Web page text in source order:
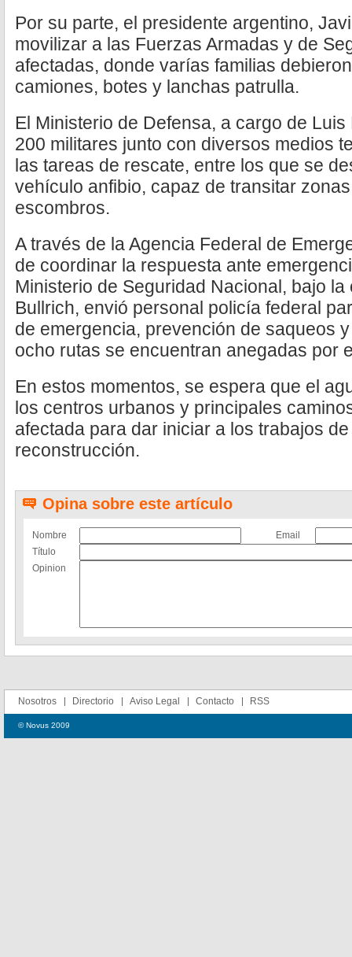
Por su parte, el presidente argentino,
movilizar a las Fuerzas Armadas y de
afectadas, donde varías familias
camiones, botes y lanchas patrulla.
El Ministerio de Defensa, a cargo de
200 militares junto con diversos medios
las tareas de rescate, entre los que se
vehículo anfibio, capaz de transitar
escombros.
A través de la Agencia Federal de
de coordinar la respuesta ante
Ministerio de Seguridad Nacional, bajo
Bullrich, envió personal policía federal
de emergencia, prevención de saqueos
ocho rutas se encuentran anegadas por
En estos momentos, se espera que el
los centros urbanos y principales
afectada para dar iniciar a los trabajos
reconstrucción.
Opina sobre este artículo
Nombre
Email
Título
Opinion
Nosotros Directorio Aviso Legal Contacto RSS
© Novus 2009